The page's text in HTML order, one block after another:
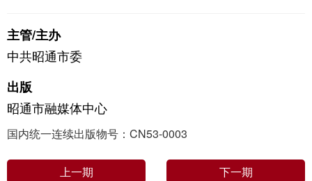
主管/主办
中共昭通市委
出版
昭通市融媒体中心
国内统一连续出版物号：CN53-0003
上一期 下一期